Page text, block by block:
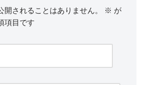
開されることはありません。 ※ が
項目です